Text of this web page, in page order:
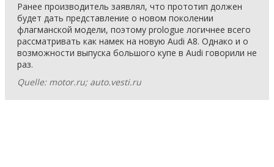
Ранее производитель заявлял, что прототип должен
будет дать представление о новом поколении
флагманской модели, поэтому prologue логичнее всего
рассматривать как намек на новую Audi A8. Однако и о
возможности выпуска большого купе в Audi говорили не
раз.
Quelle: motor.ru; auto.vesti.ru